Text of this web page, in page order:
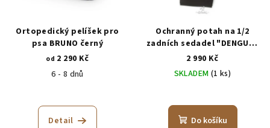
Ortopedický pelíšek pro
psa BRUNO černý
od 2 290 Kč
6 - 8 dnů
hodnocení
produktu
Detail
Ochranný potah na 1/2
zadních sedadel "DENGU" -
PawParadise
2 990 Kč
SKLADEM (1 ks)
hodnocení
produktu
Do košíku